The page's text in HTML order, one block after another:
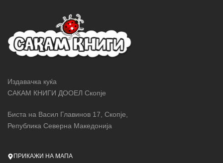
Издавачка куќа
САКАМ КНИГИ ДООЕЛ Скопје
Биста на Васил Главинов 17, Скопје,
Република Северна Македонија
ПРИКАЖИ НА МАПА